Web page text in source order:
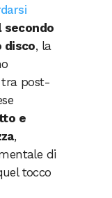
secondo
disco, la
tra post-
e
,
di
tocco